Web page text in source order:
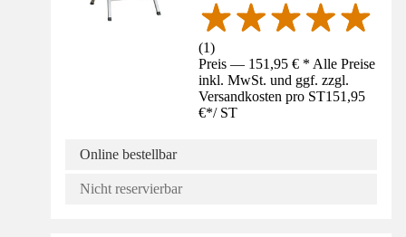
(1)
Preis — 151,95 € * Alle Preise
inkl. MwSt. und ggf. zzgl.
Versandkosten pro ST151,95
€*/ ST
Online bestellbar
Nicht reservierbar